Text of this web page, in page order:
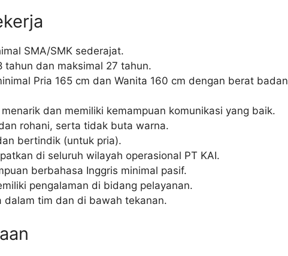
SMA/SMK sederajat.
tahun dan maksimal 27 tahun.
Pria 165 cm dan Wanita 160 cm dengan berat badan
dan memiliki kemampuan komunikasi yang baik.
rohani, serta tidak buta warna.
bertindik (untuk pria).
di seluruh wilayah operasional PT KAI.
berbahasa Inggris minimal pasif.
pengalaman di bidang pelayanan.
dalam tim dan di bawah tekanan.